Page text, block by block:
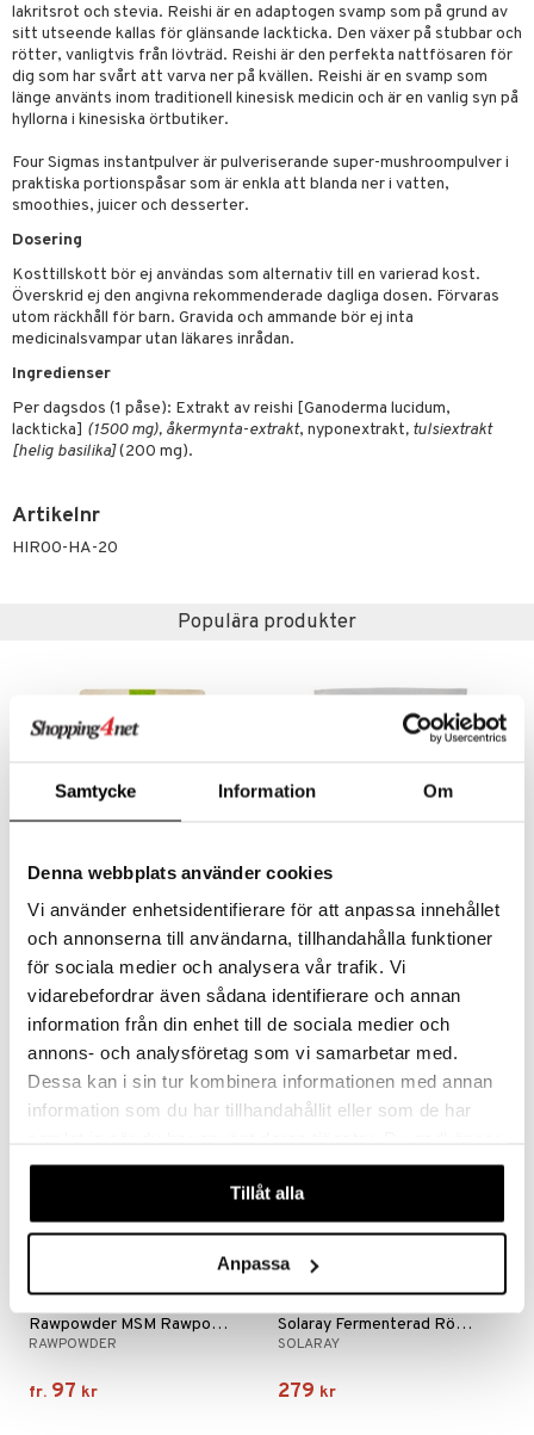
Samtycke Information Om
Denna webbplats använder cookies
Vi använder enhetsidentifierare för att anpassa innehållet
och annonserna till användarna, tillhandahålla funktioner
för sociala medier och analysera vår trafik. Vi
vidarebefordrar även sådana identifierare och annan
information från din enhet till de sociala medier och
annons- och analysföretag som vi samarbetar med.
Dessa kan i sin tur kombinera informationen med annan
information som du har tillhandahållit eller som de har
våra cookies vid fortsatt användande av vår webbplats.
Tillåt alla
Anpassa
lakritsrot och stevia. Reishi är en adaptogen svamp som på grund av
sitt utseende kallas för glänsande lackticka. Den växer på stubbar och
rötter, vanligtvis från lövträd. Reishi är den perfekta nattfösaren för
dig som har svårt att varva ner på kvällen. Reishi är en svamp som
länge använts inom traditionell kinesisk medicin och är en vanlig syn på
hyllorna i kinesiska örtbutiker.
Four Sigmas instantpulver är pulveriserande super-mushroompulver i
praktiska portionspåsar som är enkla att blanda ner i vatten,
smoothies, juicer och desserter.
Dosering
Kosttillskott bör ej användas som alternativ till en varierad kost.
Överskrid ej den angivna rekommenderade dagliga dosen. Förvaras
utom räckhåll för barn. Gravida och ammande bör ej inta
medicinalsvampar utan läkares inrådan.
Ingredienser
Per dagsdos (1 påse): Extrakt av reishi [Ganoderma lucidum,
lackticka] (1500 mg), åkermynta-extrakt, nyponextrakt, tulsiextrakt
[helig basilika](200 mg).
Artikelnr
HIR00-HA-20
Populära produkter
RAWPOWDER
279 kr
WELLAWARE
272 kr
Rawpowder MSM Rawpowder
RAWPOWDER
fr. 97 kr
Solaray Fermenterad Rödbeta
SOLARAY
279 kr
& nötter
& buljong
& avgiftning
fot
dusch & tvål
K
svar